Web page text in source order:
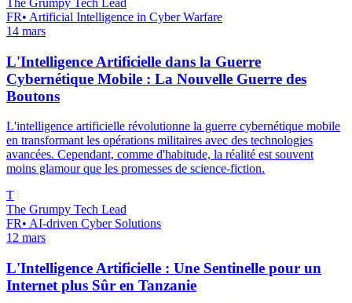
The Grumpy Tech Lead
FR• Artificial Intelligence in Cyber Warfare
14 mars
L'Intelligence Artificielle dans la Guerre
Cybernétique Mobile : La Nouvelle Guerre des
Boutons
L'intelligence artificielle révolutionne la guerre cybernétique mobile
en transformant les opérations militaires avec des technologies
avancées. Cependant, comme d'habitude, la réalité est souvent
moins glamour que les promesses de science-fiction.
T
The Grumpy Tech Lead
FR• AI-driven Cyber Solutions
12 mars
L'Intelligence Artificielle : Une Sentinelle pour un
Internet plus Sûr en Tanzanie